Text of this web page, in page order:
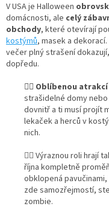
V USA je Halloween
domácnosti, ale celý
obchody, které otevírají
kostýmů, masek a
večer plný strašení
dopředu.
🧛‍♂️ Oblíbenou atrakcí
strašidelné domy nebo
dovnitř a ti musí projít
lekaček a herců v
nich.
🧛‍♂️ Výraznou roli hrají
října kompletně
obklopená
zde samozřejmostí,
zombie.